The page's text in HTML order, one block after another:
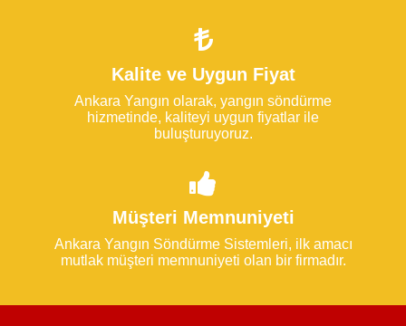
Kalite ve Uygun Fiyat
Ankara Yangın olarak, yangın söndürme
hizmetinde, kaliteyi uygun fiyatlar ile
buluşturuyoruz.
Müşteri Memnuniyeti
Ankara Yangın Söndürme Sistemleri, ilk amacı
mutlak müşteri memnuniyeti olan bir firmadır.